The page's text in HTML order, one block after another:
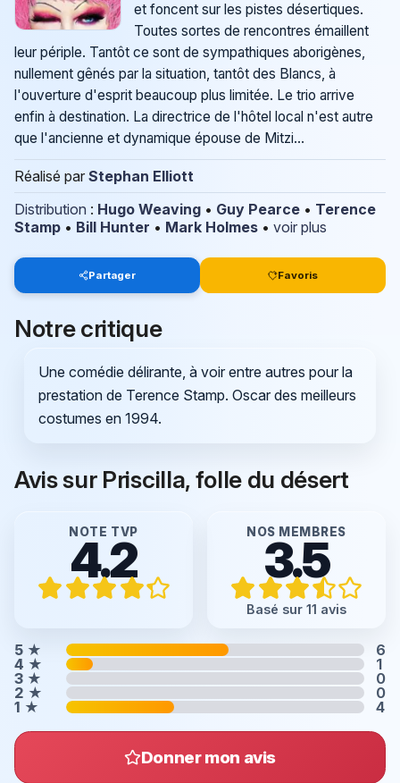
et foncent sur les pistes désertiques.
Toutes sortes de rencontres émaillent
leur périple. Tantôt ce sont de sympathiques aborigènes,
nullement gênés par la situation, tantôt des Blancs, à
l'ouverture d'esprit beaucoup plus limitée. Le trio arrive
enfin à destination. La directrice de l'hôtel local n'est autre
que l'ancienne et dynamique épouse de Mitzi...
Réalisé par Stephan Elliott
Distribution : Hugo Weaving • Guy Pearce • Terence
Stamp • Bill Hunter • Mark Holmes • voir plus
Partager Favoris
Notre critique
Une comédie délirante, à voir entre autres pour la
prestation de Terence Stamp. Oscar des meilleurs
costumes en 1994.
Avis sur Priscilla, folle du désert
NOTE TVP
4.2 NOS MEMBRES
3.5
Basé sur 11 avis
5 ★
6
4 ★
1
3 ★
0
2 ★
0
1 ★ 4
Donner mon avis